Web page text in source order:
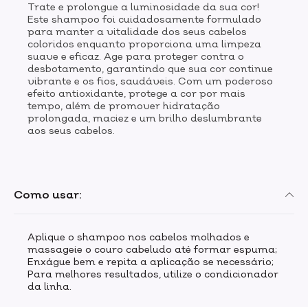
Como usar:
Aplique o shampoo nos cabelos molhados e
massageie o couro cabeludo até formar espuma;
Enxágue bem e repita a aplicação se necessário;
Para melhores resultados, utilize o condicionador
da linha.
Trate e prolongue a luminosidade da sua cor!
Este shampoo foi cuidadosamente formulado
para manter a vitalidade dos seus cabelos
coloridos enquanto proporciona uma limpeza
suave e eficaz. Age para proteger contra o
desbotamento, garantindo que sua cor continue
vibrante e os fios, saudáveis. Com um poderoso
efeito antioxidante, protege a cor por mais
tempo, além de promover hidratação
prolongada, maciez e um brilho deslumbrante
aos seus cabelos.